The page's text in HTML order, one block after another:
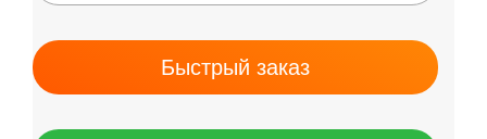
Быстрый заказ